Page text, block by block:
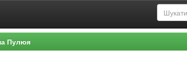
Пулюя